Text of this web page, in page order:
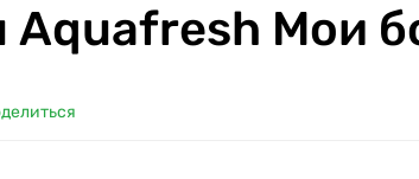
Aquafresh Мои